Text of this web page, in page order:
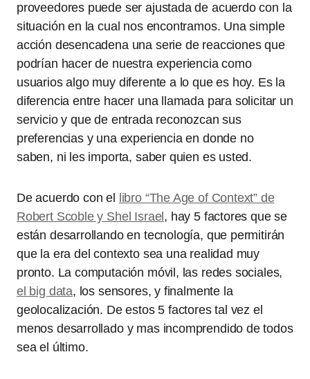
proveedores puede ser ajustada de acuerdo con la
situación en la cual nos encontramos. Una simple
acción desencadena una serie de reacciones que
podrían hacer de nuestra experiencia como
usuarios algo muy diferente a lo que es hoy. Es la
diferencia entre hacer una llamada para solicitar un
servicio y que de entrada reconozcan sus
preferencias y una experiencia en donde no
saben, ni les importa, saber quien es usted.
De acuerdo con el
libro “The Age of Context” de
Robert Scoble y Shel Israel , hay 5 factores que se
están desarrollando en tecnología, que permitirán
que la era del contexto sea una realidad muy
pronto. La computación móvil, las redes sociales,
el big data, los sensores, y finalmente la
geolocalización. De estos 5 factores tal vez el
menos desarrollado y mas incomprendido de todos
sea el último.